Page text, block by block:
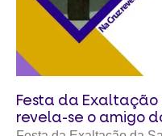
Festa da
revela-se o amigo